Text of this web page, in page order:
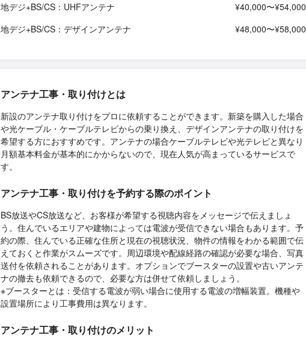
地デジ+BS/CS：UHFアンテナ
¥40,000〜¥54,000
地デジ+BS/CS：デザインアンテナ
¥48,000〜¥58,000
アンテナ工事・取り付けとは
新設のアンテナ取り付けをプロに依頼することができます。新築を購入した場合
や光ケーブル・ケーブルテレビからの乗り換え、デザインアンテナの取り付けを
希望する方におすすめです。アンテナの場合ケーブルテレビや光テレビと異なり
月額基本料金が基本的にかからないので、現在人気が高まっているサービスで
す。
アンテナ工事・取り付けを予約する際のポイント
BS放送やCS放送など、お客様が希望する視聴内容をメッセージで伝えましょ
う。住んでいるエリアや建物によっては電波が受信できない場合もあります。予
約の際、住んでいる正確な住所と現在の視聴状況、物件の情報をわかる範囲で伝
えておくと作業がスムーズです。周辺環境や配線経路の確認が必要な場合、写真
送付を依頼されることがあります。オプションでブースターの設置や古いアンテ
ナの撤去も依頼できるので、必要な方は併せて依頼しましょう。
※ブースターとは：受信する電波が弱い場合に使用する電波の増幅装置。機種や
設置場所により工事費用は異なります。
アンテナ工事・取り付けのメリット